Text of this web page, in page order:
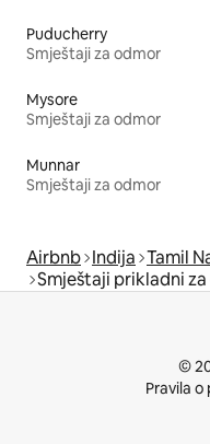
Puducherry
Smještaji za odmor
Mysore
Smještaji za odmor
Munnar
Smještaji za odmor
Airbnb Indija Tamil
Smještaji prikladni
©
Pravila